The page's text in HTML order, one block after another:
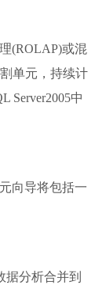
(ROLAP)或混
单元，持续计
Server2005中
向导将包括一
分析合并到